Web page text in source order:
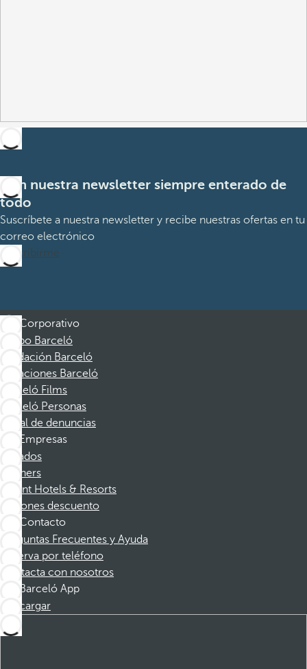
Con nuestra newsletter siempre enterado de
todo
Suscríbete a nuestra newsletter y recibe nuestras ofertas en tu
correo electrónico
Suscribirme
Corporativo
Grupo Barceló
Fundación Barceló
Vacaciones Barceló
Barceló Films
Barceló Personas
Canal de denuncias
Empresas
Afiliados
Partners
Dorint Hotels & Resorts
Cupones descuento
Contacto
Preguntas Frecuentes y Ayuda
Reserva por teléfono
Contacta con nosotros
Barceló App
Descargar